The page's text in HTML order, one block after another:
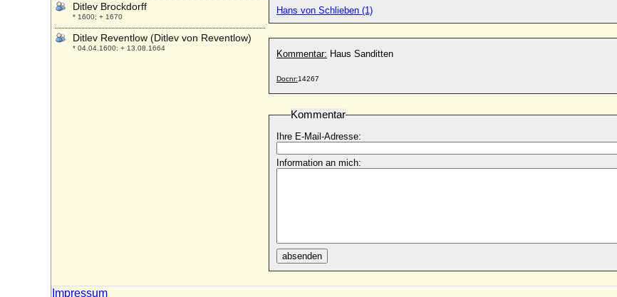
Hans von Schlieben (1)
Kommentar: Haus Sanditten
Docnr:14267
Kommentar
Ihre E-Mail-Adresse:
Information an mich:
absenden
Ditlev Brockdorff
* 1600; + 1670
Ditlev Reventlow (Ditlev von Reventlow)
* 04.04.1600; + 13.08.1664
Domingo de Borja
Impressum